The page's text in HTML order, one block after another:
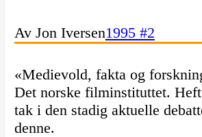
Av Jon Iversen1995 #2
«Medievold, fakta og
Det norske filminstituttet.
tak i den stadig aktuelle
denne.